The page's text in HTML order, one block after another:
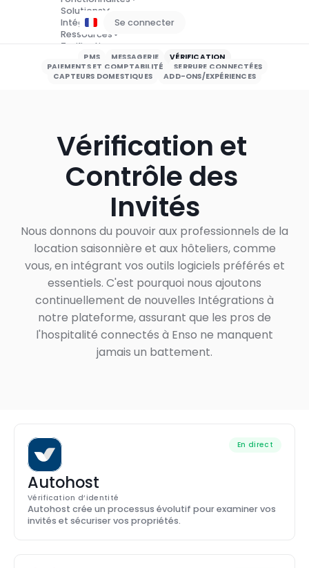
Solutions
Intégrations
Ressources
Tarification
Se connecter
PMS MESSAGERIE
VÉRIFICATION
PAIEMENTS ET COMPTABILITÉ
SERRURE CONNECTÉES
CAPTEURS DOMESTIQUES
ADD-ONS/EXPÉRIENCES
Vérification et
Contrôle des
Invités
Nous donnons du pouvoir aux professionnels de la
location saisonnière et aux hôteliers, comme
vous, en intégrant vos outils logiciels préférés et
essentiels. C'est pourquoi nous ajoutons
continuellement de nouvelles Intégrations à
notre plateforme, assurant que les pros de
l'hospitalité connectés à Enso ne manquent
jamais un battement.
En direct
Autohost
Vérification d’identité
Autohost crée un processus évolutif pour examiner vos
invités et sécuriser vos propriétés.